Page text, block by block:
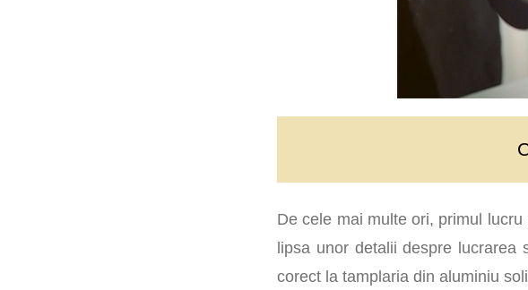
De cele mai multe ori, primul
lipsa unor detalii despre
corect la tamplaria din aluminiu